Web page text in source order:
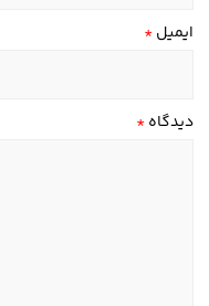
ایمیل*
دیدگاه*